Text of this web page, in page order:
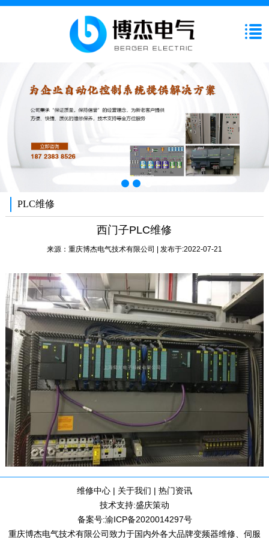
PLC维修
西门子PLC维修
来源： 重庆博杰电气技术有限公司 | 发布于:2022-07-21
维修中心 | 关于我们 | 热门资讯
技术支持:盛庆策动
备案号:渝ICP备2020014297号
重庆博杰电气技术有限公司致力于国内外各大品牌变频器维修、伺服